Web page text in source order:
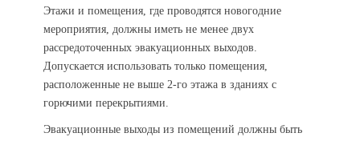
Этажи и помещения, где проводятся новогодние
мероприятия, должны иметь не менее двух
рассредоточенных эвакуационных выходов.
Допускается использовать только помещения,
расположенные не выше 2-го этажа в зданиях с
горючими перекрытиями.
Эвакуационные выходы из помещений должны быть